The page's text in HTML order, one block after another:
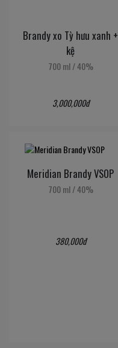
Brandy xo Tỳ hưu xanh +
kệ
700 ml /40%
3,000,000đ
Meridian Brandy VSOP
700 ml /40%
380,000đ